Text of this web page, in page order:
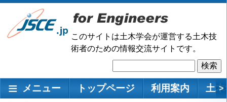
メ
ン
このサイトは土木学会が運営する土木技
術者のための情報交流サイトです。
索
メインナビゲーション
メニュー トップページ 利用案内 土 >